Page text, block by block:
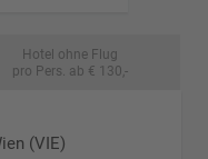
Hotel ohne Flug
pro Pers. ab € 130,-
(VIE)